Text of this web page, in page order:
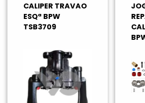
CALIPER TRAVAO
ESQª BPW
TSB3709